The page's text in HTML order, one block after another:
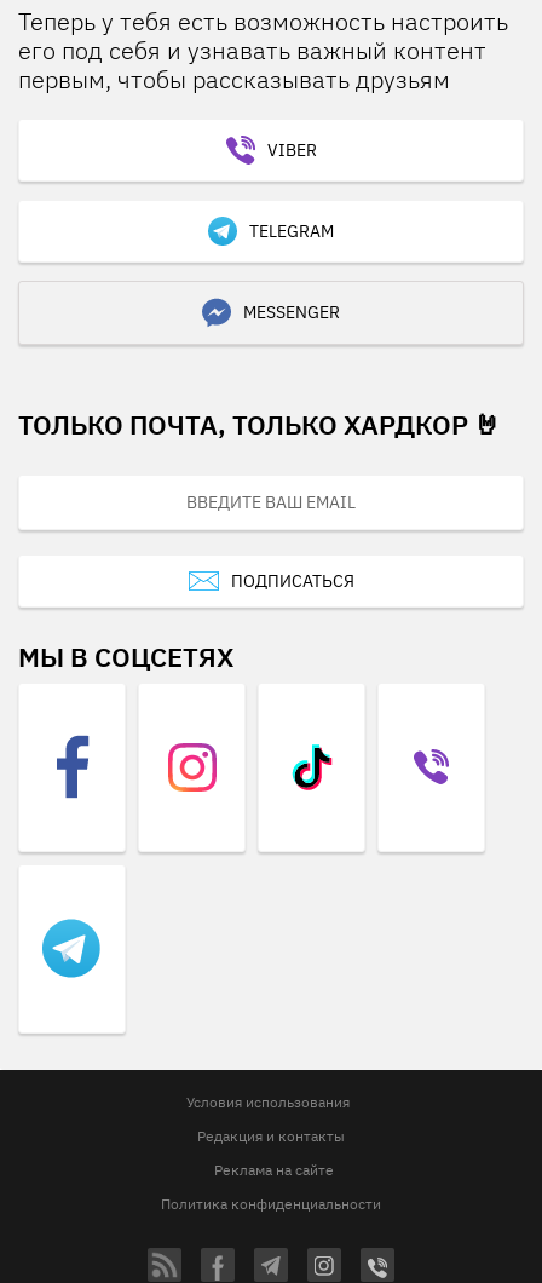
Теперь у тебя есть возможность настроить
его под себя и узнавать важный контент
первым, чтобы рассказывать друзьям
VIBER
TELEGRAM
MESSENGER
ТОЛЬКО ПОЧТА, ТОЛЬКО ХАРДКОР 🤘
ПОДПИСАТЬСЯ
МЫ В СОЦСЕТЯХ
Условия использования
Редакция и контакты
Реклама на сайте
Политика конфиденциальности